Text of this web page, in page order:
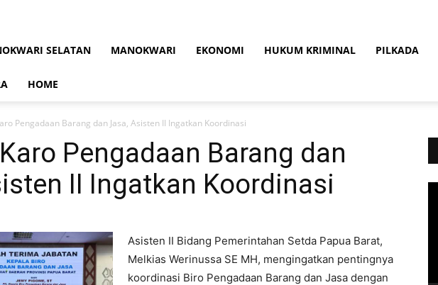
SELATAN MANOKWARI EKONOMI HUKUM KRIMINAL PILKADA
HOME
Pengadaan Barang dan Jasa, Asisten II Ingatkan Koordinasi
Pengadaan Barang dan
II Ingatkan Koordinasi
Asisten II Bidang Pemerintahan Setda Papua Barat,
Melkias Werinussa SE MH, mengingatkan pentingnya
koordinasi Biro Pengadaan Barang dan Jasa dengan